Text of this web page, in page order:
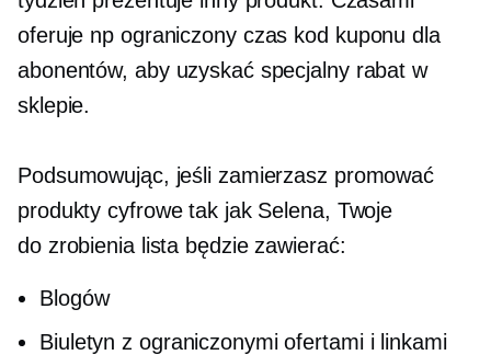
oferuje np ograniczony czas kod kuponu dla
abonentów, aby uzyskać specjalny rabat w
sklepie.
Podsumowując, jeśli zamierzasz promować
produkty cyfrowe tak jak Selena, Twoje
do zrobienialista będzie zawierać:
Blogów
Biuletyn z ograniczonymi ofertami i linkami